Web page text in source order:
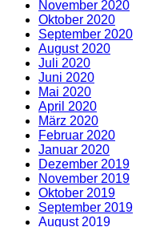
November 2020
Oktober 2020
September 2020
August 2020
Juli 2020
Juni 2020
Mai 2020
April 2020
März 2020
Februar 2020
Januar 2020
Dezember 2019
November 2019
Oktober 2019
September 2019
August 2019